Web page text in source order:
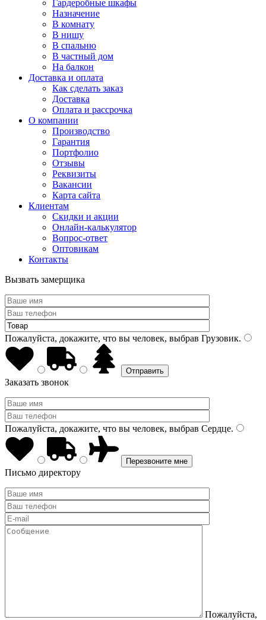
Гардеробные шкафы
Назначение
В комнату
В нишу
В спальню
В частный дом
На балкон
Доставка и оплата
Как сделать заказ
Доставка
Оплата и рассрочка
О компании
Производство
Гарантия
Портфолио
Отзывы
Реквизиты
Вакансии
Карта сайта
Клиентам
Скидки и акции
Онлайн-калькулятор
Вопрос-ответ
Оптовикам
Контакты
Вызвать замерщика
Пожалуйста, докажите, что вы человек, выбрав Грузовик.
Заказать звонок
Пожалуйста, докажите, что вы человек, выбрав Сердце.
Письмо директору
Пожалуйста,